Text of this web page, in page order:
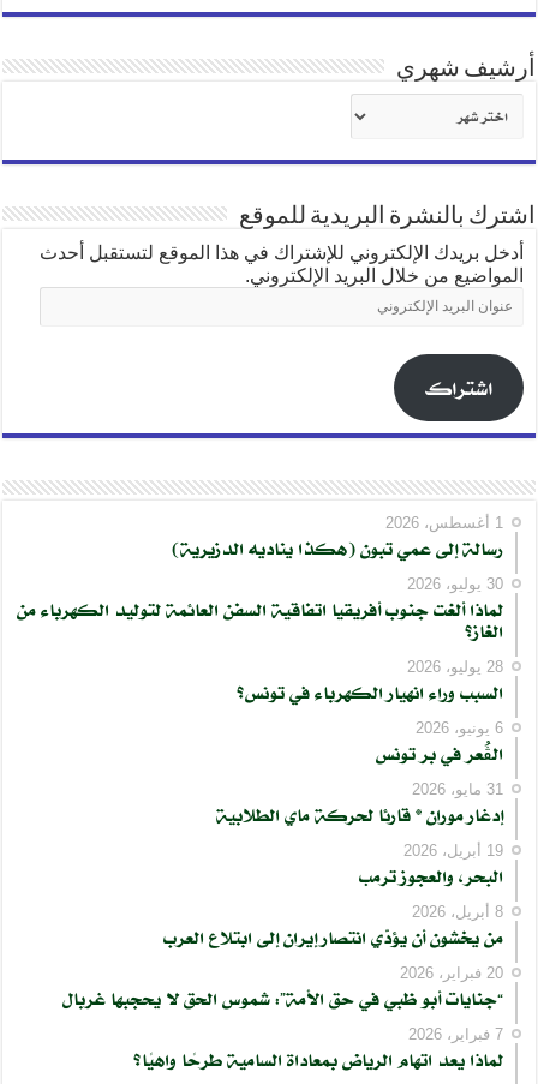
أرشيف شهري
شهري
اشترك بالنشرة البريدية للموقع
أدخل بريدك الإلكتروني للإشتراك في هذا الموقع لتستقبل أحدث
المواضيع من خلال البريد الإلكتروني.
عنوان
البريد
اشتراك
1 أغسطس، 2026
رسالة إلى عمي تبون (هكذا يناديه الدزيرية)
30 يوليو، 2026
لماذا ألغت جنوب أفريقيا اتفاقية السفن العائمة لتوليد الكهرباء من
الغاز؟
28 يوليو، 2026
السبب وراء انهيار الكهرباء في تونس؟
6 يونيو، 2026
الڨُعر في بر تونس
31 مايو، 2026
إدغار موران * قارئا لحركة ماي الطلابية
19 أبريل، 2026
البحر، والعجوز ترمب
8 أبريل، 2026
من يخشون أن يؤدّي انتصار إيران إلى ابتلاع العرب
20 فبراير، 2026
“جنايات أبو ظبي في حق الأمة”: شموس الحق لا يحجبها غربال
7 فبراير، 2026
لماذا يعد اتهام الرياض بمعاداة السامية طرحًا واهيًا؟